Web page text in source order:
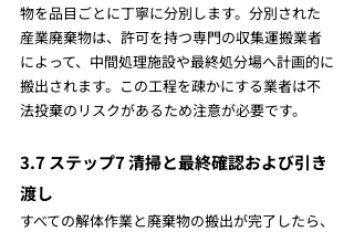
物を品目ごとに丁寧に分別します。分別された
産業廃棄物は、許可を持つ専門の収集運搬業者
によって、中間処理施設や最終処分場へ計画的に
搬出されます。この工程を疎かにする業者は不
法投棄のリスクがあるため注意が必要です。
3.7 ステップ7 清掃と最終確認および引き
渡し
すべての解体作業と廃棄物の搬出が完了したら、